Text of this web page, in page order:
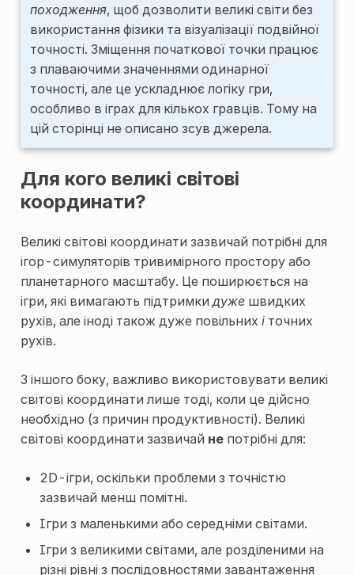
походження, щоб дозволити великі світи без
використання фізики та візуалізації подвійної
точності. Зміщення початкової точки працює
з плаваючими значеннями одинарної
точності, але це ускладнює логіку гри,
особливо в іграх для кількох гравців. Тому на
цій сторінці не описано зсув джерела.
Для кого великі світові
координати?
Великі світові координати зазвичай потрібні для
ігор-симуляторів тривимірного простору або
планетарного масштабу. Це поширюється на
ігри, які вимагають підтримки дужешвидких
рухів, але іноді також дуже повільних іточних
рухів.
З іншого боку, важливо використовувати великі
світові координати лише тоді, коли це дійсно
необхідно (з причин продуктивності). Великі
світові координати зазвичай непотрібні для:
2D-ігри, оскільки проблеми з точністю
зазвичай менш помітні.
Ігри з маленькими або середніми світами.
Ігри з великими світами, але розділеними на
різні рівні з послідовностями завантаження